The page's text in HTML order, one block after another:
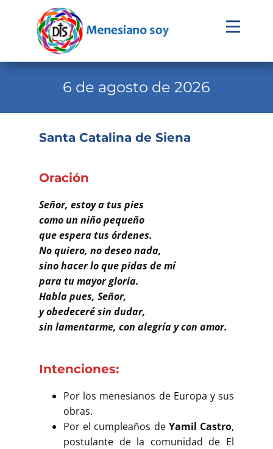
Evangelio
Familia Menesiana
Pastoral Vocacional
Recursos
Contacto
Buscar
6 de agosto de 2026
Santa Catalina de Siena
Oración
Señor, estoy a tus pies
como un niño pequeño
que espera tus órdenes.
No quiero, no deseo nada,
sino hacer lo que pidas de mí
para tu mayor gloria.
Habla pues, Señor,
y obedeceré sin dudar,
sin lamentarme, con alegría y con amor.
Intenciones:
Por los menesianos de Europa y sus
obras.
Por el cumpleaños de Yamil Castro,
postulante de la comunidad de El